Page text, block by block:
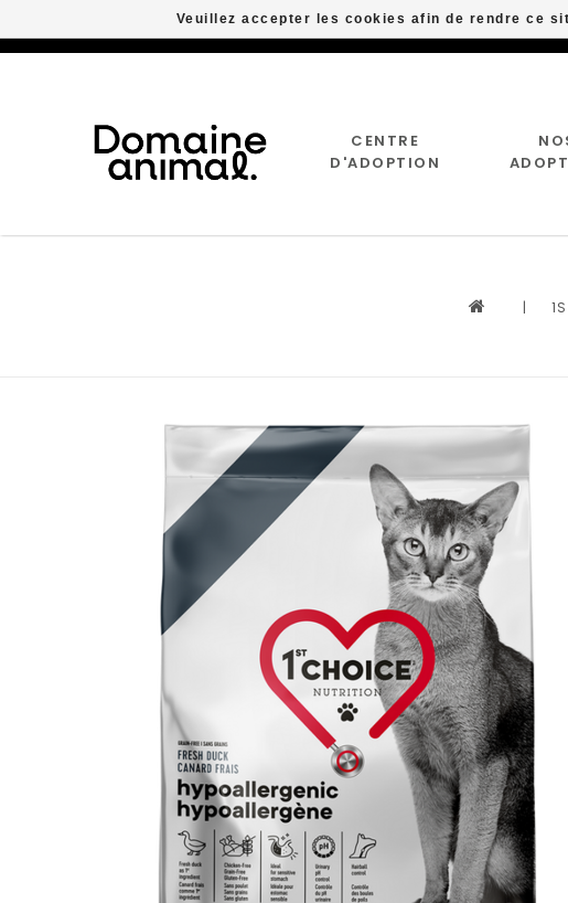
CENTRE
D'ADOPTION
|
Veuillez accepter les cookies afin de rendre ce